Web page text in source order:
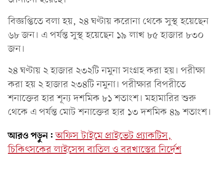
বিজ্ঞপ্তিতে বলা হয়, ২৪ ঘণ্টায় করোনা থেকে সুস্থ হয়েছেন
৬৮ জন। এ পর্যন্ত সুস্থ হয়েছেন ১৯ লাখ ৮৫ হাজার ৮৩০
জন।
২৪ ঘণ্টায় ২ হাজার ২৩২টি নমুনা সংগ্রহ করা হয়। পরীক্ষা
করা হয় ২ হাজার ২৩৪টি নমুনা। পরীক্ষার বিপরীতে
শনাক্তের হার শূন্য দশমিক ৮১ শতাংশ। মহামারির শুরু
থেকে এ পর্যন্ত মোট শনাক্তের হার ১৩ দশমিক ৪৯ শতাংশ।
আরও পড়ুন: অফিস টাইমে প্রাইভেট প্র্যাকটিস,
চিকিৎসকের লাইসেন্স বাতিল ও বরখাস্তের নির্দেশ